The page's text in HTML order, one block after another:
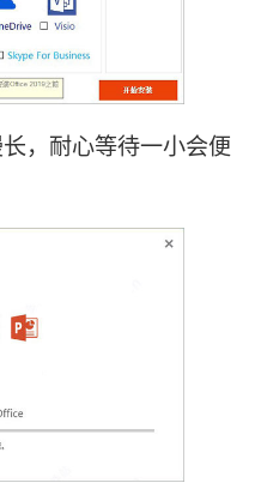
，耐心等待一小会便